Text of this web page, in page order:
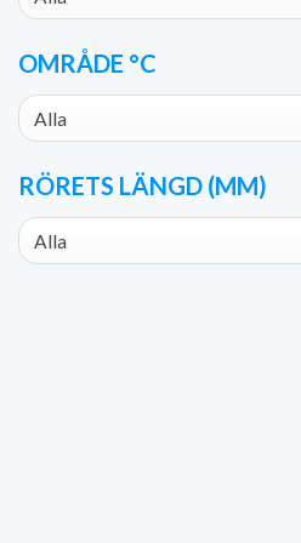
OMRÅDE °C
Alla
RÖRETS LÄNGD (MM)
Alla